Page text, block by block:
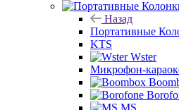
Назад
Портативные
KTS
Wster
Микрофон-
MS